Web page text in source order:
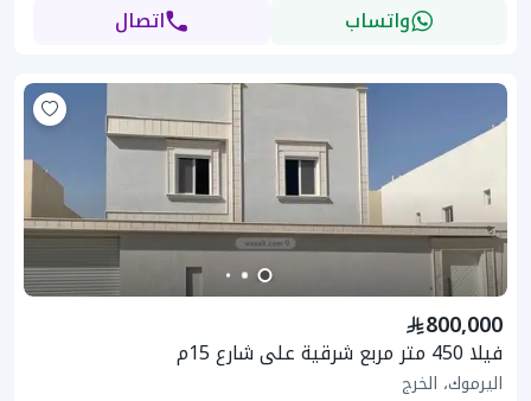
واتساب اتصال
800,000
فيلا 450 متر مربع شرقية على شارع 15م
اليرموك، الخرج